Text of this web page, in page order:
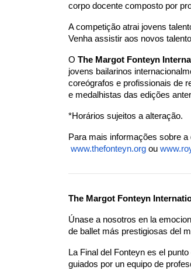
corpo docente composto por
A competição atrai jovens
Venha assistir aos novos
O The Margot Fonteyn
jovens bailarinos
coreógrafos e profissionais de
e medalhistas das edições
*Horários sujeitos a alteração.
Para mais informações sobre
www.thefonteyn.org ou
The Margot Fonteyn
Únase a nosotros en la
de ballet más prestigiosas del
La Final del Fonteyn es el
guiados por un equipo de